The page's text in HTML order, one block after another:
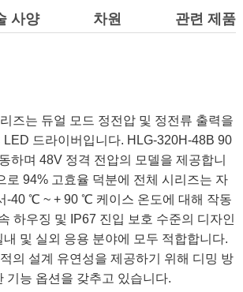
사양 차원 관련 제품
즈는 듀얼 모드 정전압 및 정전류 출력을
LED 드라이버입니다. HLG-320H-48B 90
하며 48V 정격 전압의 모델을 제공합니
로 94% 고효율 덕분에 전체 시리즈는 자
-40 ℃ ~ + 90 ℃ 케이스 온도에 대해 작동
하우징 및 IP67 진입 보호 수준의 디자인
및 실외 응용 분야에 모두 적합합니다.
의 설계 유연성을 제공하기 위해 디밍 방
기능 옵션을 갖추고 있습니다.